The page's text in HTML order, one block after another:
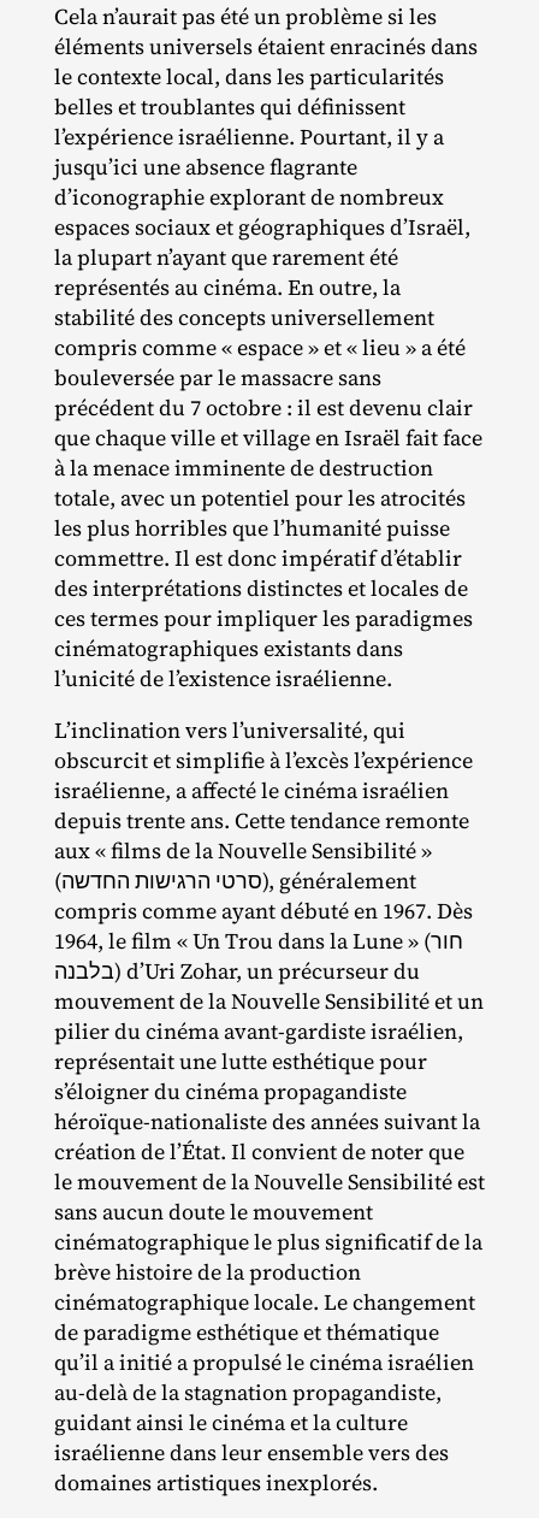
Cela n’aurait pas été un problème si les
éléments universels étaient enracinés dans
le contexte local, dans les particularités
belles et troublantes qui définissent
l’expérience israélienne. Pourtant, il y a
jusqu’ici une absence flagrante
d’iconographie explorant de nombreux
espaces sociaux et géographiques d’Israël,
la plupart n’ayant que rarement été
représentés au cinéma. En outre, la
stabilité des concepts universellement
compris comme « espace » et « lieu » a été
bouleversée par le massacre sans
précédent du 7 octobre : il est devenu clair
que chaque ville et village en Israël fait face
à la menace imminente de destruction
totale, avec un potentiel pour les atrocités
les plus horribles que l’humanité puisse
commettre. Il est donc impératif d’établir
des interprétations distinctes et locales de
ces termes pour impliquer les paradigmes
cinématographiques existants dans
l’unicité de l’existence israélienne.
L’inclination vers l’universalité, qui
obscurcit et simplifie à l’excès l’expérience
israélienne, a affecté le cinéma israélien
depuis trente ans. Cette tendance remonte
aux « films de la Nouvelle Sensibilité »
(סרטי הרגישות החדשה), généralement
compris comme ayant débuté en 1967. Dès
1964, le film « Un Trou dans la Lune » (חור
בלבנה) d’Uri Zohar, un précurseur du
mouvement de la Nouvelle Sensibilité et un
pilier du cinéma avant‐​gardiste israélien,
représentait une lutte esthétique pour
s’éloigner du cinéma propagandiste
héroïque‐​nationaliste des années suivant la
création de l’État. Il convient de noter que
le mouvement de la Nouvelle Sensibilité est
sans aucun doute le mouvement
cinématographique le plus significatif de la
brève histoire de la production
cinématographique locale. Le changement
de paradigme esthétique et thématique
qu’il a initié a propulsé le cinéma israélien
au‐​delà de la stagnation propagandiste,
guidant ainsi le cinéma et la culture
israélienne dans leur ensemble vers des
domaines artistiques inexplorés.